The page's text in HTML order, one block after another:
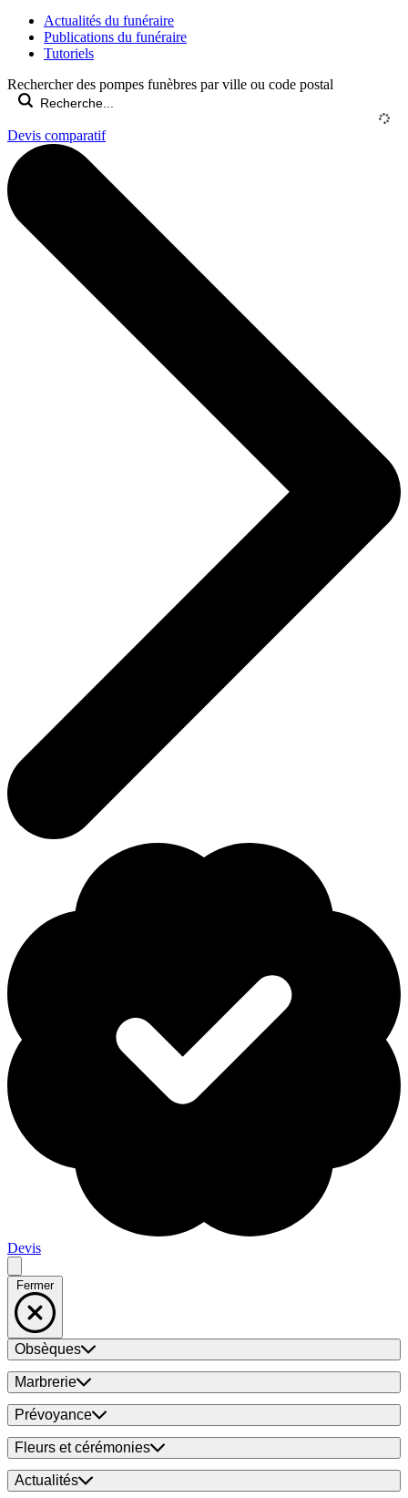
Actualités du funéraire
Publications du funéraire
Tutoriels
Rechercher des pompes funèbres par ville ou code postal
Devis comparatif
Devis
Fermer
Obsèques
Marbrerie
Prévoyance
Fleurs et cérémonies
Actualités